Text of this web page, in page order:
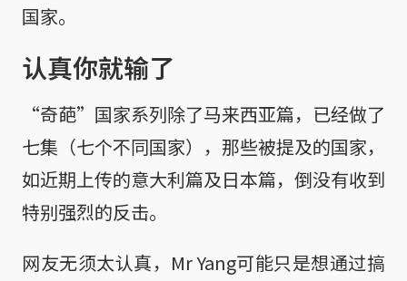
国家。
认真你就输了
“奇葩”国家系列除了马来西亚篇，已经做了
七集（七个不同国家），那些被提及的国家，
如近期上传的意大利篇及日本篇，倒没有收到
特别强烈的反击。
网友无须太认真，Mr Yang可能只是想通过搞